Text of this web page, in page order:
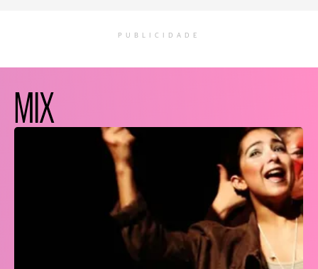
PUBLICIDADE
MIX